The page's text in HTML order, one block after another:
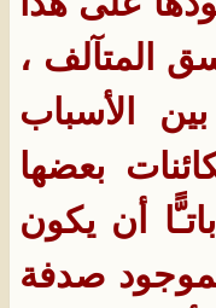
المتآلف ،
الأسباب
بعضها
أن يكون
صدفة